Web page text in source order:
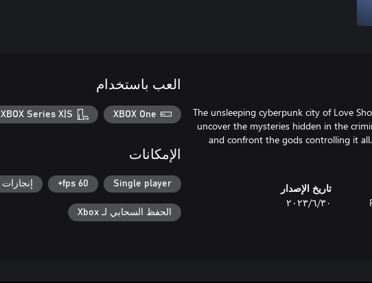
The unsleeping cyberpunk city of Love
uncover the mysteries hidden in the
and confront the gods controlling it
تاريخ الإصدار
٣٠‏/٦‏/٢٠٢٣
العب باستخدام
XBOX One
XBOX Series X|S
الإمكانات
Single player
60 fps+ إنجازات Xbox
الحفظ السحابي لـ Xbox